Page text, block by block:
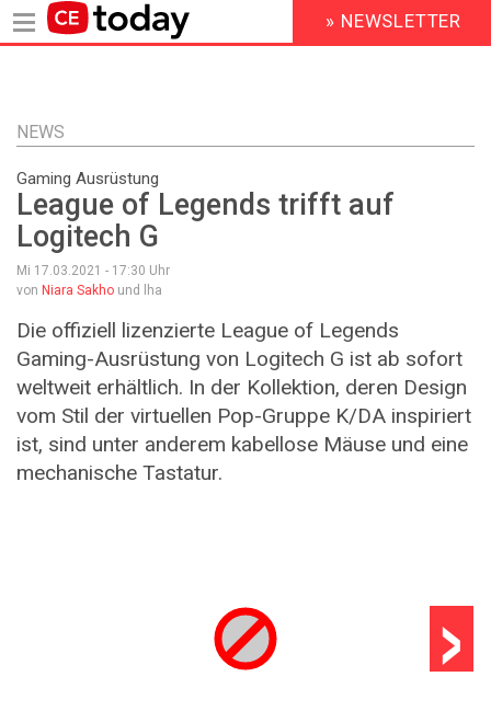
Inhalt
HEADER
MENU
» NEWSLETTER
NEWS
Gaming Ausrüstung
League of Legends trifft auf
Logitech G
Mi 17.03.2021 - 17:30 Uhr
von Niara Sakho und lha
Die offiziell lizenzierte League of Legends
Gaming-Ausrüstung von Logitech G ist ab sofort
weltweit erhältlich. In der Kollektion, deren Design
vom Stil der virtuellen Pop-Gruppe K/DA inspiriert
ist, sind unter anderem kabellose Mäuse und eine
mechanische Tastatur.
›